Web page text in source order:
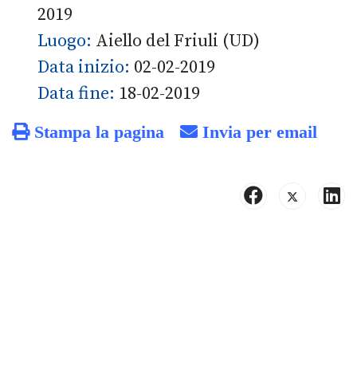
2019
Luogo: Aiello del Friuli (UD)
Data inizio: 02-02-2019
Data fine: 18-02-2019
Stampa la pagina Invia per email